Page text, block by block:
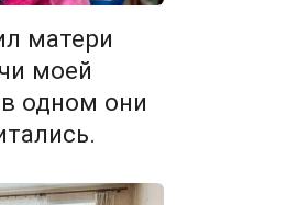
матери
моей
одном они